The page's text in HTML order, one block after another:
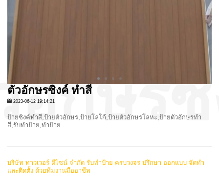
ตัวอักษรซิงค์ ทำสี
2023-06-12 19:14:21
ป้ายซิงค์ทำสี,ป้ายตัวอักษร,ป้ายโลโก้,ป้ายตัวอักษรโลหะ,ป้ายตัวอักษรทำ
สี,รับทำป้าย,ทำป้าย
บริษัท ทาวเวอร์ ดีไซน์ จำกัด รับทำป้าย ครบวงจร ปรึกษา ออกแบบ จัดทำ
และติดตั้ง ด้วยทีมงานมืออาชีพ